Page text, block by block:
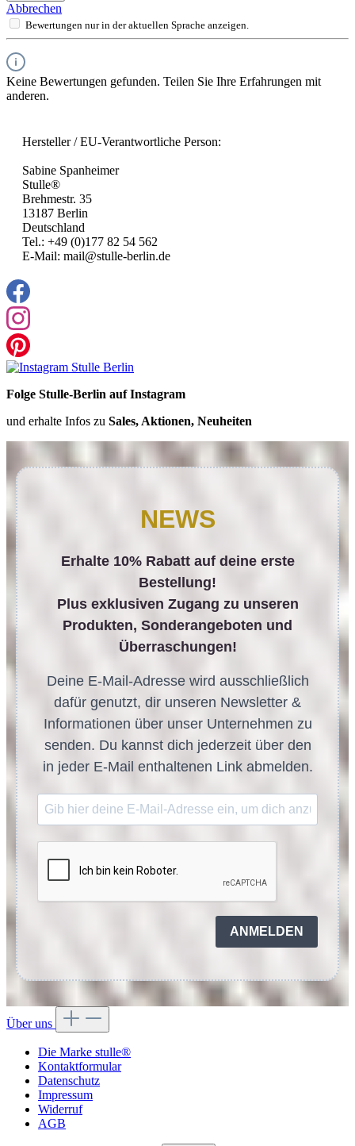
Abbrechen
Bewertungen nur in der aktuellen Sprache anzeigen.
Keine Bewertungen gefunden. Teilen Sie Ihre Erfahrungen mit
anderen.
Hersteller / EU-Verantwortliche Person:
Sabine Spanheimer
Stulle®
Brehmestr. 35
13187 Berlin
Deutschland
Tel.: +49 (0)177 82 54 562
E-Mail: mail@stulle-berlin.de
Folge Stulle-Berlin auf Instagram
und erhalte Infos zu Sales, Aktionen, Neuheiten
NEWS
Erhalte 10% Rabatt auf deine erste
Bestellung!
Plus exklusiven Zugang zu unseren
Produkten, Sonderangeboten und
Überraschungen!
Deine E-Mail-Adresse wird ausschließlich
dafür genutzt, dir unseren Newsletter &
Informationen über unser Unternehmen zu
senden. Du kannst dich jederzeit über den
in jeder E-Mail enthaltenen Link abmelden.
ANMELDEN
Über uns
Die Marke stulle®
Kontaktformular
Datenschutz
Impressum
Widerruf
AGB